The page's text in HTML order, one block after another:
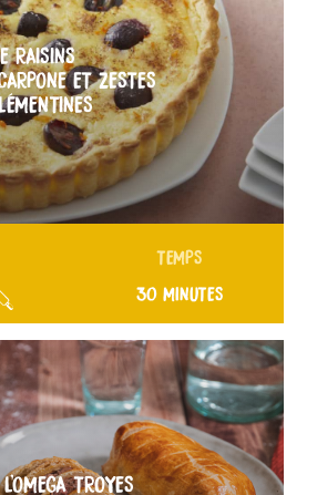
RAISINS
ET ZESTES
TEMPS
30 MINUTES
L’OMEGA TROYES